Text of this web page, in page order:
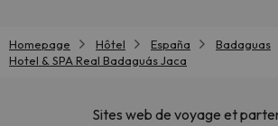
Homepage Hôtel España
Badaguas
Hotel & SPA Real Badaguás Jaca
Sites web de voyage et